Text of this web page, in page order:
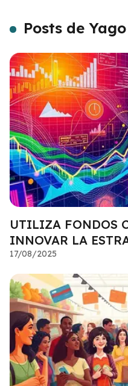
Posts de
UTILIZA FONDOS
INNOVAR LA
17/08/2025